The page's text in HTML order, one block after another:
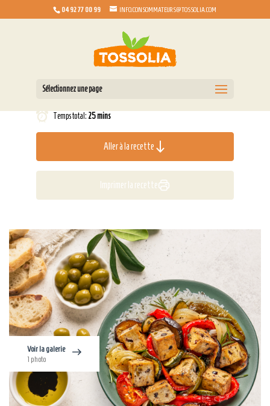
04 92 77 00 99 INFO.CONSOMMATEURS@TOSSOLIA.COM
Sélectionnez une page
Temps total: 25 mins
Aller à la recette
Imprimer la recette
Voir la galerie
1 photo